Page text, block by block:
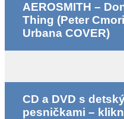
AEROSMITH –
Thing (Peter
Urbana COVER)
CD a DVD s
pesničkami –